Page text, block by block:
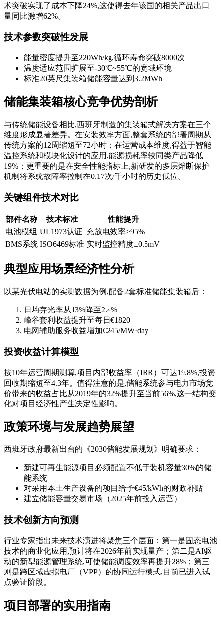
术突破实现了成本下降24%,这使得去年该国的相关产品出口
量同比激增62%。
技术参数突破性发展
能量密度提升至220Wh/kg,循环寿命突破8000次
温度适应范围扩展至-30℃~55℃的宽域环境
标准20英尺集装箱储能容量达到3.2MWh
储能集装箱核心竞争优势剖析
与传统储能设备相比,西班牙制造的集装箱式解决方案在三个
维度形成显著差异。在安装效率方面,整套系统的部署周期从
传统方案的12周缩短至72小时；在运营成本维度,得益于智能
温控系统和模块化设计的应用,能源损耗率较同类产品降低
19%；更重要的是在安全性能指标上,新研发的多层熔断保护
机制将系统故障率控制在0.17次/千小时的历史低位。
关键组件技术对比
部件名称 技术标准
性能提升
电池模组 UL1973认证 充放电效率≥95%
BMS系统 ISO6469标准 实时监控精度±0.5mV
典型应用场景经济性分析
以某光伏电站的实测数据为例,配备2套标准储能集装箱后：
日均弃光率从13%降至2.4%
峰谷套利收益提升至每日€1820
电网辅助服务收益增加€245/MW·day
投资收益计算模型
按10年运营周期测算,项目内部收益率（IRR）可达19.8%,投资
回收期缩短至4.3年。值得注意的是,储能系统参与电力市场竞
价带来的收益占比从2019年的32%提升至当前56%,这一结构变
化对项目经济性产生决定性影响。
政策环境与发展趋势展望
西班牙政府最新出台的《2030储能发展规划》明确要求：
新建可再生能源项目必须配置不低于装机容量30%的储
能系统
对采用本土生产设备的项目给予€45/kWh的财政补贴
建立储能容量交易市场（2025年前投入运营）
技术创新方向预测
行业专家指出未来技术演进将聚焦三个层面：第一是固态电池
技术的商业化应用,预计将在2026年前实现量产；第二是AI驱
动的新型能源管理系统,可使储能调度效率再提升28%；第三
则是跨区域虚拟电厂（VPP）的协同运行模式,目前已进入试
点验证阶段。
项目部署的实用指南